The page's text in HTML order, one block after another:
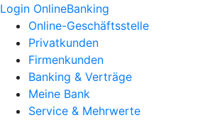
Login OnlineBanking
Online-Geschäftsstelle
Privatkunden
Firmenkunden
Banking & Verträge
Meine Bank
Service & Mehrwerte